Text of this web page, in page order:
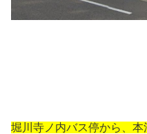
堀川寺ノ内バス停から、本